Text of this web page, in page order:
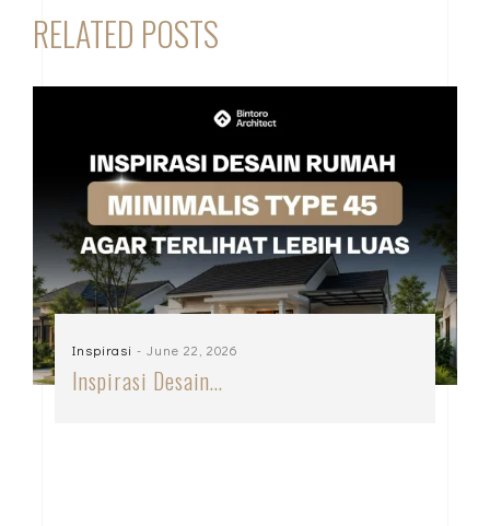
RELATED POSTS
Inspirasi - June 22, 2026
Inspirasi Desain…